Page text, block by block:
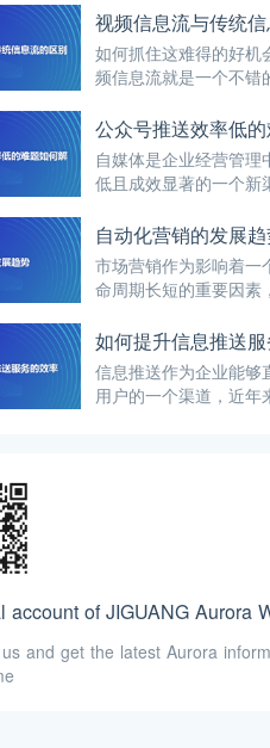
如何抓住这难得的好机
频信息流就是一个不错
地获得新用户，那么它
信息流相比，区别是什
自媒体是企业经营管理
低且成效显著的一个新
户易拒绝甚至是拒收相
送的问题，一直困扰着
维。那么，关于公众号
低的问题，真的无法解
自动化营销的发展
市场营销作为影响着一
命周期长短的重要因素
时代的变迁，传统的营
就不能满足现如今的市
因此自动化营销的理念
生。
信息推送作为企业能够
用户的一个渠道，近年
account of JIGUANG Aurora
and get the latest Aurora